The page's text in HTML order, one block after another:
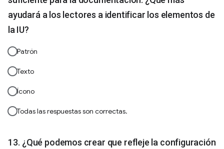
ayudará a los lectores a identificar los elementos de
la IU?
Patrón
Texto
Ícono
Todas las respuestas son correctas.
¿Qué podemos crear que refleje la configuración